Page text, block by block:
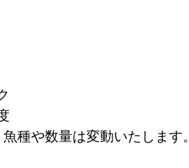
種や数量は変動いたします。